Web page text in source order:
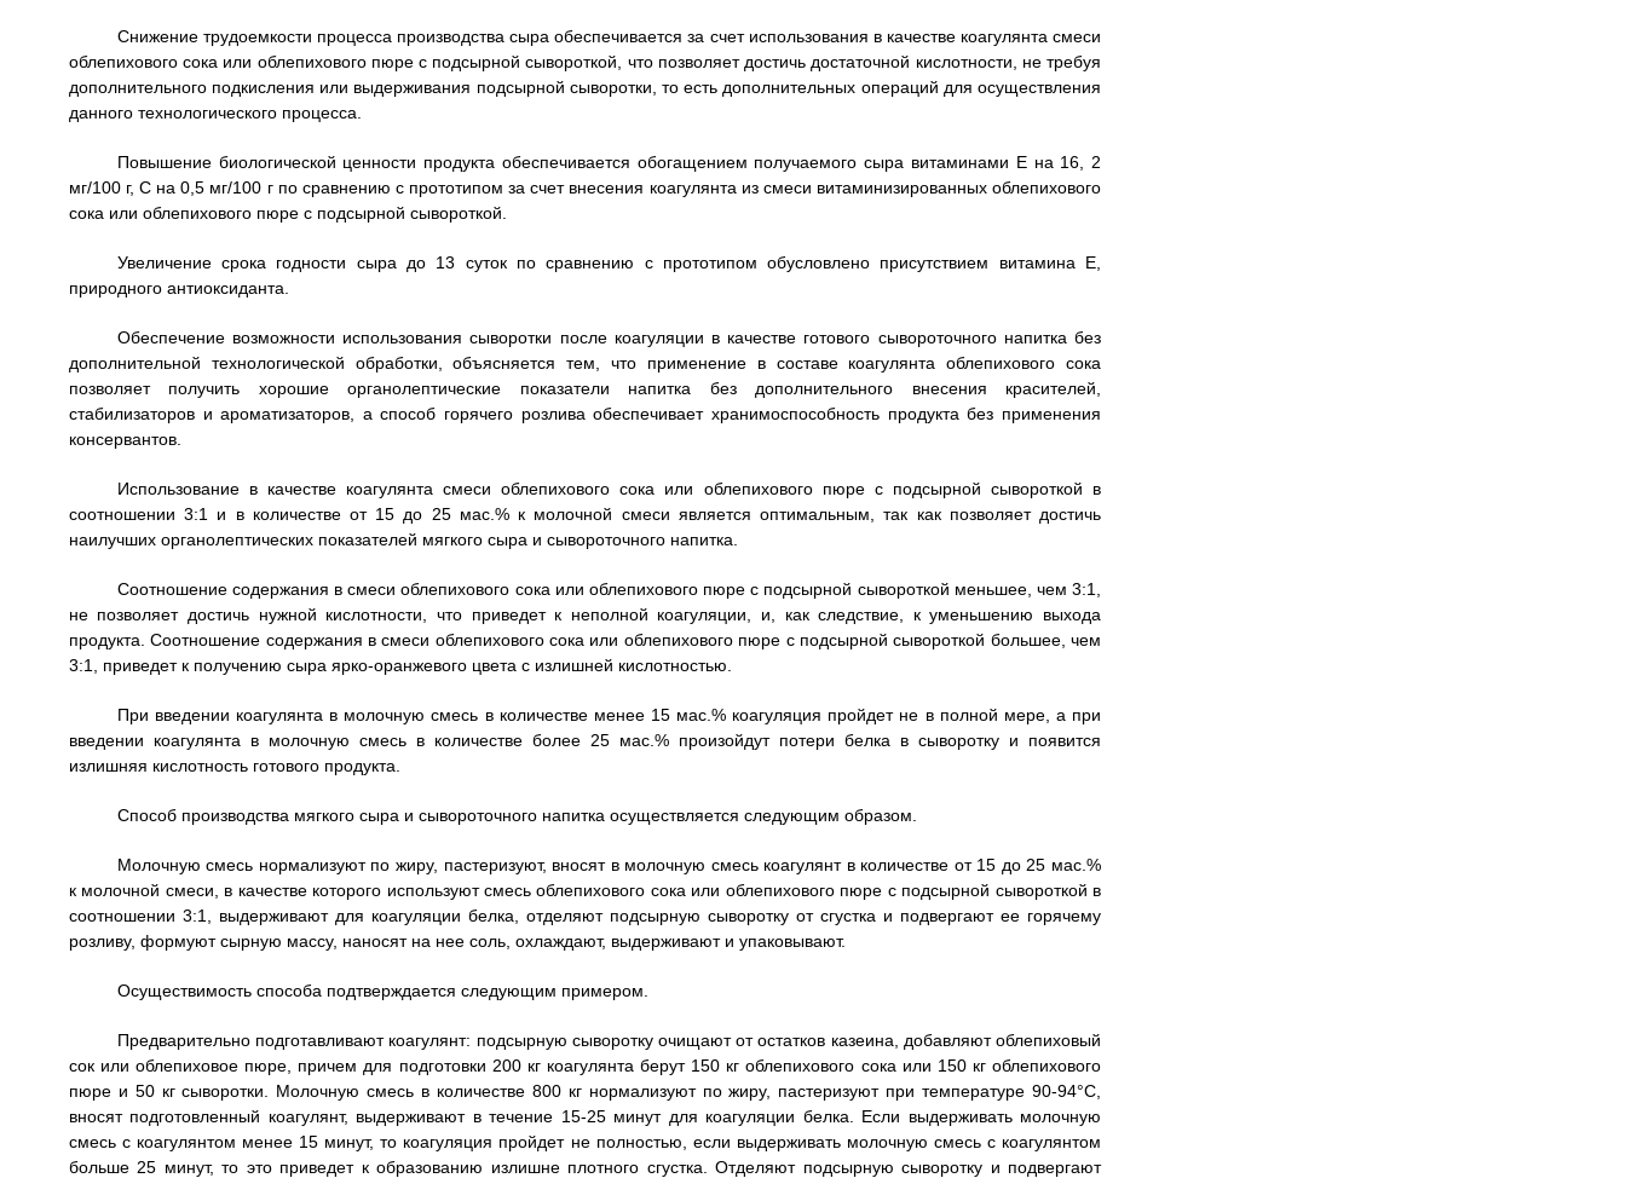
Снижение трудоемкости процесса производства сыра обеспечивается за счет использования в качестве коагулянта смеси
облепихового сока или облепихового пюре с подсырной сывороткой, что позволяет достичь достаточной кислотности, не требуя
дополнительного подкисления или выдерживания подсырной сыворотки, то есть дополнительных операций для осуществления
данного технологического процесса.
Повышение биологической ценности продукта обеспечивается обогащением получаемого сыра витаминами Е на 16, 2
мг/100 г, С на 0,5 мг/100 г по сравнению с прототипом за счет внесения коагулянта из смеси витаминизированных облепихового
сока или облепихового пюре с подсырной сывороткой.
Увеличение срока годности сыра до 13 суток по сравнению с прототипом обусловлено присутствием витамина Е,
природного антиоксиданта.
Обеспечение возможности использования сыворотки после коагуляции в качестве готового сывороточного напитка без
дополнительной технологической обработки, объясняется тем, что применение в составе коагулянта облепихового сока
позволяет получить хорошие органолептические показатели напитка без дополнительного внесения красителей,
стабилизаторов и ароматизаторов, а способ горячего розлива обеспечивает хранимоспособность продукта без применения
консервантов.
Использование в качестве коагулянта смеси облепихового сока или облепихового пюре с подсырной сывороткой в
соотношении 3:1 и в количестве от 15 до 25 мас.% к молочной смеси является оптимальным, так как позволяет достичь
наилучших органолептических показателей мягкого сыра и сывороточного напитка.
Соотношение содержания в смеси облепихового сока или облепихового пюре с подсырной сывороткой меньшее, чем 3:1,
не позволяет достичь нужной кислотности, что приведет к неполной коагуляции, и, как следствие, к уменьшению выхода
продукта. Соотношение содержания в смеси облепихового сока или облепихового пюре с подсырной сывороткой большее, чем
3:1, приведет к получению сыра ярко-оранжевого цвета с излишней кислотностью.
При введении коагулянта в молочную смесь в количестве менее 15 мас.% коагуляция пройдет не в полной мере, а при
введении коагулянта в молочную смесь в количестве более 25 мас.% произойдут потери белка в сыворотку и появится
излишняя кислотность готового продукта.
Способ производства мягкого сыра и сывороточного напитка осуществляется следующим образом.
Молочную смесь нормализуют по жиру, пастеризуют, вносят в молочную смесь коагулянт в количестве от 15 до 25 мас.%
к молочной смеси, в качестве которого используют смесь облепихового сока или облепихового пюре с подсырной сывороткой в
соотношении 3:1, выдерживают для коагуляции белка, отделяют подсырную сыворотку от сгустка и подвергают ее горячему
розливу, формуют сырную массу, наносят на нее соль, охлаждают, выдерживают и упаковывают.
Осуществимость способа подтверждается следующим примером.
Предварительно подготавливают коагулянт: подсырную сыворотку очищают от остатков казеина, добавляют облепиховый
сок или облепиховое пюре, причем для подготовки 200 кг коагулянта берут 150 кг облепихового сока или 150 кг облепихового
пюре и 50 кг сыворотки. Молочную смесь в количестве 800 кг нормализуют по жиру, пастеризуют при температуре 90-94°С,
вносят подготовленный коагулянт, выдерживают в течение 15-25 минут для коагуляции белка. Если выдерживать молочную
смесь с коагулянтом менее 15 минут, то коагуляция пройдет не полностью, если выдерживать молочную смесь с коагулянтом
больше 25 минут, то это приведет к образованию излишне плотного сгустка. Отделяют подсырную сыворотку и подвергают